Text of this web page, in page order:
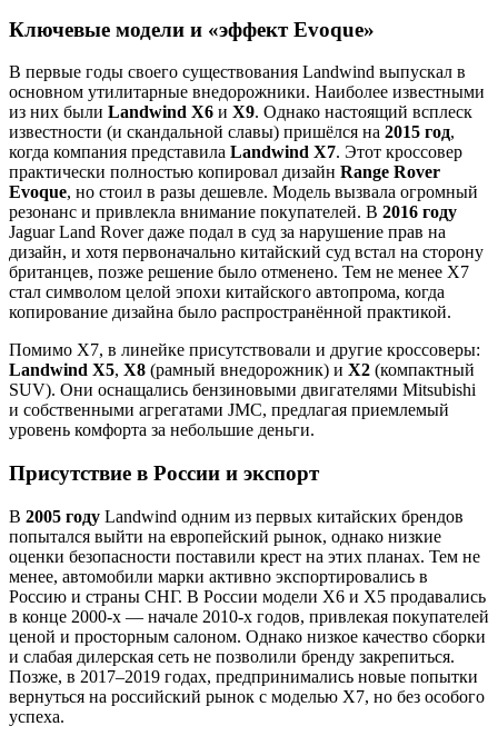
Ключевые модели и «эффект Evoque»
В первые годы своего существования Landwind выпускал в
основном утилитарные внедорожники. Наиболее известными
из них были Landwind X6 и X9. Однако настоящий всплеск
известности (и скандальной славы) пришёлся на 2015 год,
когда компания представила Landwind X7. Этот кроссовер
практически полностью копировал дизайн Range Rover
Evoque, но стоил в разы дешевле. Модель вызвала огромный
резонанс и привлекла внимание покупателей. В 2016 году
Jaguar Land Rover даже подал в суд за нарушение прав на
дизайн, и хотя первоначально китайский суд встал на сторону
британцев, позже решение было отменено. Тем не менее X7
стал символом целой эпохи китайского автопрома, когда
копирование дизайна было распространённой практикой.
Помимо X7, в линейке присутствовали и другие кроссоверы:
Landwind X5, X8 (рамный внедорожник) и X2 (компактный
SUV). Они оснащались бензиновыми двигателями Mitsubishi
и собственными агрегатами JMC, предлагая приемлемый
уровень комфорта за небольшие деньги.
Присутствие в России и экспорт
В 2005 году Landwind одним из первых китайских брендов
попытался выйти на европейский рынок, однако низкие
оценки безопасности поставили крест на этих планах. Тем не
менее, автомобили марки активно экспортировались в
Россию и страны СНГ. В России модели X6 и X5 продавались
в конце 2000-х — начале 2010-х годов, привлекая покупателей
ценой и просторным салоном. Однако низкое качество сборки
и слабая дилерская сеть не позволили бренду закрепиться.
Позже, в 2017–2019 годах, предпринимались новые попытки
вернуться на российский рынок с моделью X7, но без особого
успеха.